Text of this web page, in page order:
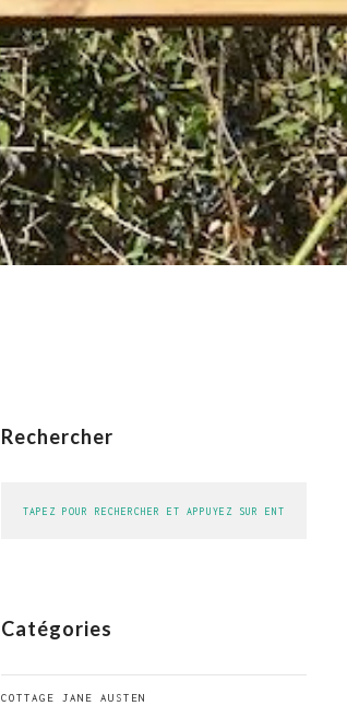
Rechercher
Catégories
COTTAGE JANE AUSTEN